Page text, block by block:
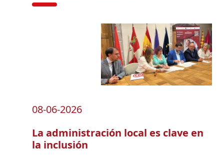
08-06-2026
La administración local es clave en
la inclusión